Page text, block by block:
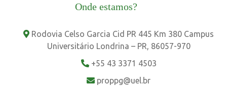
Onde estamos?
Rodovia Celso Garcia Cid PR 445 Km 380 Campus
Universitário Londrina – PR, 86057-970
+55 43 3371 4503
proppg@uel.br